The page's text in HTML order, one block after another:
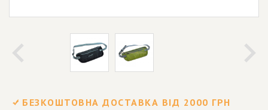
БЕЗКОШТОВНА ДОСТАВКА ВІД 2000 ГРН